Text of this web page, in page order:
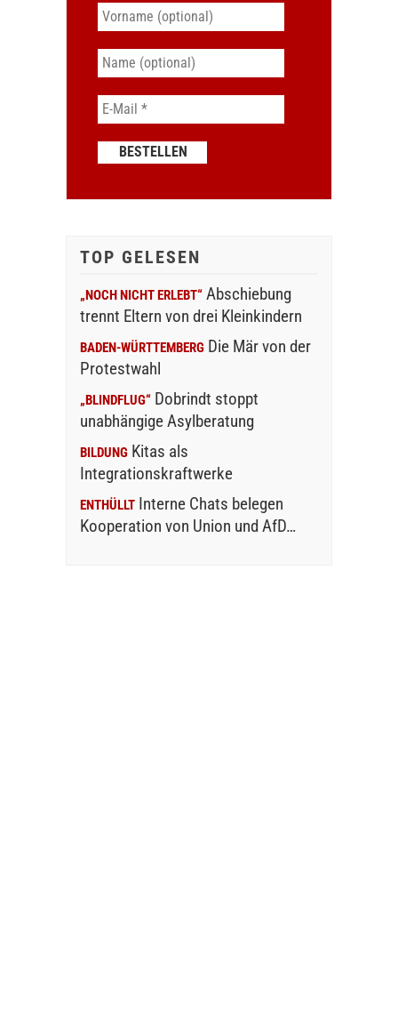
TOP GELESEN
„NOCH NICHT ERLEBT“ Abschiebung
trennt Eltern von drei Kleinkindern
BADEN-WÜRTTEMBERG Die Mär von der
Protestwahl
„BLINDFLUG“ Dobrindt stoppt
unabhängige Asylberatung
BILDUNG Kitas als
Integrationskraftwerke
ENTHÜLLT Interne Chats belegen
Kooperation von Union und AfD…